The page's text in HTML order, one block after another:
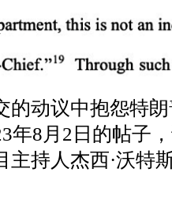
的动议中抱怨特
年8月 2 日的帖子
主持人杰西·沃特